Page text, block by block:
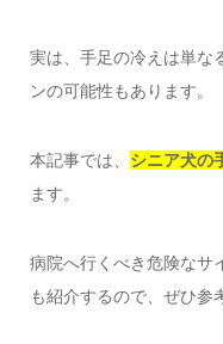
実は、手足の冷えは単な
ンの可能性もあります。
本記事では、 シニア犬の
ます。
病院へ行くべき危険なサ
も紹介するので、ぜひ参